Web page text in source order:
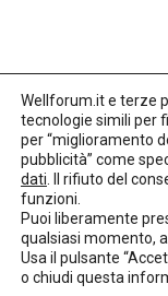
Credits: LO Studio
Wellforum.it e terze
tecnologie simili per
per “miglioramento
pubblicità” come
dati . Il rifiuto del
funzioni.
Puoi liberamente
qualsiasi momento,
Usa il pulsante
o chiudi questa